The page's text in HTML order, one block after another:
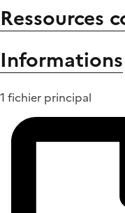
Ressources
Informations
1 fichier principal